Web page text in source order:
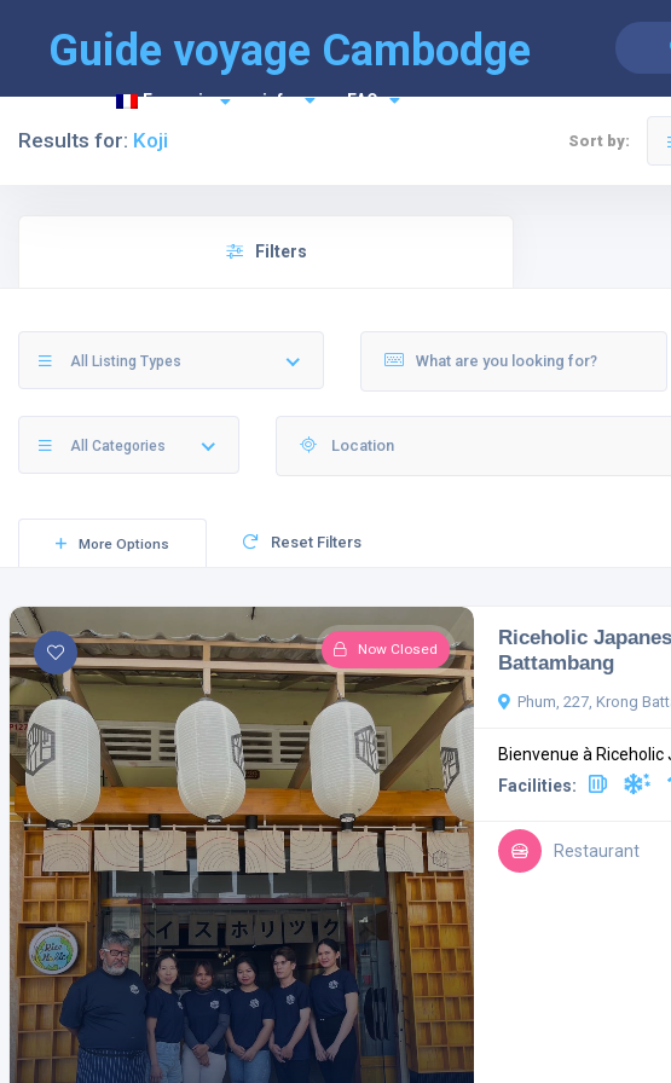
Guide voyage Cambodge
Français info FAQ
Results for: Koji Sort by:
Filters
All Listing Types
All Categories
More Options Reset Filters
Now Closed
Riceholic
Battambang
Phum, 227, Krong
Bienvenue à Riceholic
Facilities:
Restaurant